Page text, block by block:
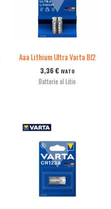
Aaa Lithium Ultra Varta Bl2
3,36 € IVATO
Batterie al Litio